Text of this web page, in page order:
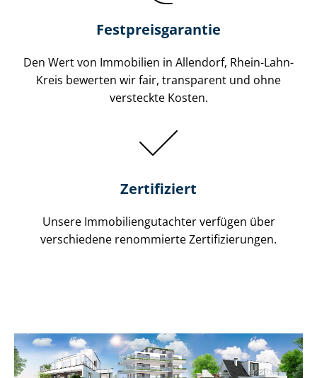
Festpreis​garantie
Den Wert von Immobilien in Allendorf, Rhein-Lahn-
Kreis bewerten wir fair, transparent und ohne
versteckte Kosten.
Zertifiziert
Unsere Immobilien­gutachter verfügen über
verschiedene renommierte Zer­ti­fi­zie­run­gen.